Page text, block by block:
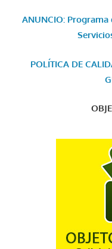
ANUNCIO:
POLÍTICA DE